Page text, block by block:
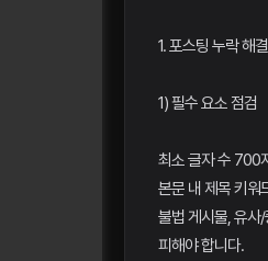
1. 포스팅 누락 해
1) 필수 요소 점검
최소 글자 수 700
본문 내 제목 키워
불법 게시물, 유사
피해야 합니다.